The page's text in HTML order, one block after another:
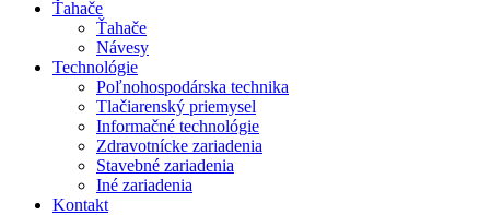
Ťahače
Ťahače
Návesy
Technológie
Poľnohospodárska technika
Tlačiarenský priemysel
Informačné technológie
Zdravotnícke zariadenia
Stavebné zariadenia
Iné zariadenia
Kontakt